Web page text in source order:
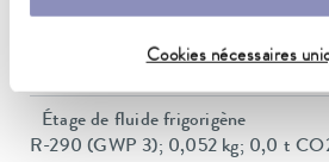
Cookies nécessaires
Étage de fluide frigorigène
R-290 (GWP 3); 0,052 kg; 0,0 t